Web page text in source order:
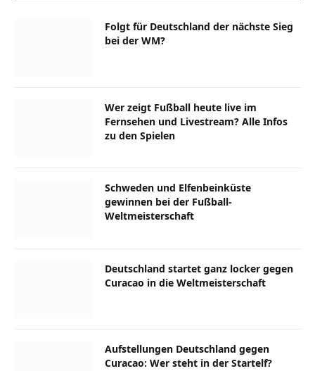
Folgt für Deutschland der nächste Sieg
bei der WM?
Wer zeigt Fußball heute live im
Fernsehen und Livestream? Alle Infos
zu den Spielen
Schweden und Elfenbeinküste
gewinnen bei der Fußball-
Weltmeisterschaft
Deutschland startet ganz locker gegen
Curacao in die Weltmeisterschaft
Aufstellungen Deutschland gegen
Curacao: Wer steht in der Startelf?